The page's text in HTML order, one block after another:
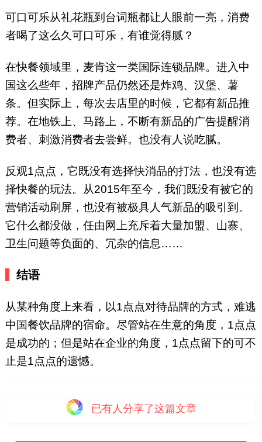
可口可乐从礼花瓶到台词瓶都让人眼前一亮，消费
者喝了这么久可口可乐，有谁觉得腻？
在快餐领域里，麦肯这一类国际连锁品牌。进入中
国这么些年，招牌产品仍然还是炸鸡、汉堡、薯
条。但实际上，每次去店里的时候，它都有新品推
荐。在地铁上、马路上，不断有新品的广告提醒消
费者、刺激消费者去尝鲜。也没有人说吃腻。
反观1点点，它既没有选择快消品的打法，也没有选
择快餐的玩法。从2015年至今，我们既没有被它的
营销活动刷屏，也没有被极具人气新品的吸引到。
它什么都没做，任由网上充斥着大量加盟、山寨、
卫生问题等负面的、冗杂的信息……
结语
从某种角度上来看，以1点点对待品牌的方式，难逃
中国餐饮品牌的宿命。尽管站在生意的角度，1点点
是成功的；但是站在企业的角度，1点点留下的可不
止是1点点的遗憾。
已有 人分享了这篇文章